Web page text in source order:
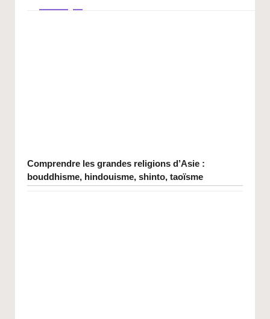
Comprendre les grandes religions d’Asie :
bouddhisme, hindouisme, shinto, taoïsme